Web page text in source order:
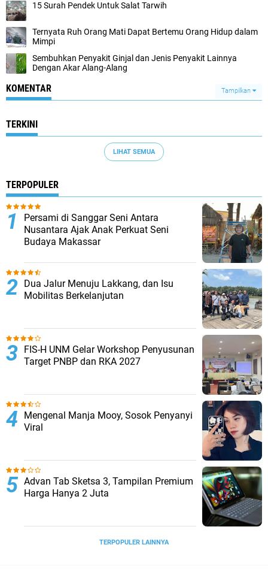
15 Surah Pendek Untuk Salat Tarwih
Ternyata Ruh Orang Mati Dapat Bertemu Orang Hidup dalam
Mimpi
Sembuhkan Penyakit Ginjal dan Jenis Penyakit Lainnya
Dengan Akar Alang-Alang
KOMENTAR Tampilkan
TERKINI
LIHAT SEMUA
TERPOPULER
Persami di Sanggar Seni Antara
Nusantara Ajak Anak Perkuat Seni
Budaya Makassar
Dua Jalur Menuju Lakkang, dan Isu
Mobilitas Berkelanjutan
FIS-H UNM Gelar Workshop Penyusunan
Target PNBP dan RKA 2027
Mengenal Manja Mooy, Sosok Penyanyi
Viral
Advan Tab Sketsa 3, Tampilan Premium
Harga Hanya 2 Juta
TERPOPULER LAINNYA